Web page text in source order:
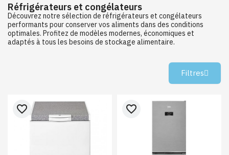
Réfrigérateurs et congélateurs
Découvrez notre sélection de réfrigérateurs et congélateurs
performants pour conserver vos aliments dans des conditions
optimales. Profitez de modèles modernes, économiques et
adaptés à tous les besoins de stockage alimentaire.
Filtres
favorite_border favorite_border